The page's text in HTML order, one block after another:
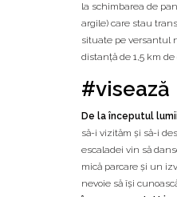
la schimbarea de
argile) care stau
situate pe versantul
distanță de 1,5 km
#visează
De la începutul
să-i vizităm și să-i
escaladei vin să
mică parcare și un
nevoie să îşi